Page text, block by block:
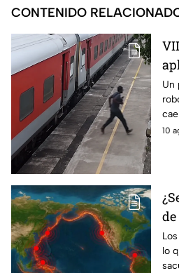
CONTENIDO
Un
10
de
en
lo